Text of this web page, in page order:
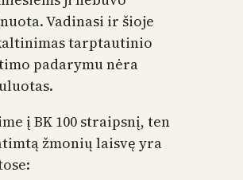
Vadinasi ir šioje
tarptautinio
padarymu nėra
į BK 100 straipsnį, ten
žmonių laisvę yra